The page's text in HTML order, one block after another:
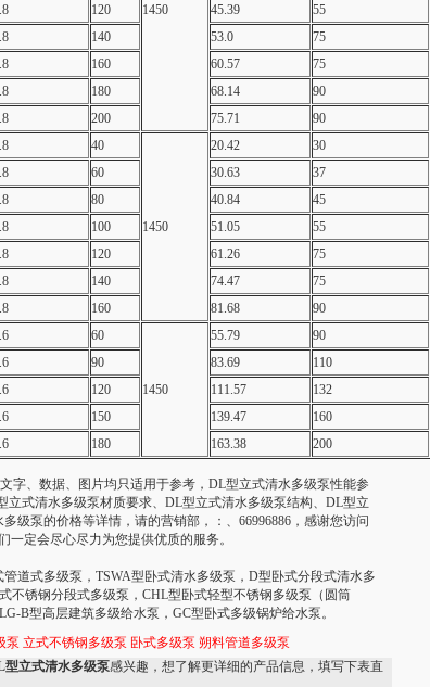
1450
120 45.39 55
140 53.0 75
160 60.57 75
180 68.14 90
200 75.71 90
40
1450
20.42 30
60 30.63 37
80 40.84 45
100 51.05 55
120 61.26 75
140 74.47 75
160 81.68 90
60
1450
55.79 90
90 83.69 110
120 111.57 132
150 139.47 160
180 163.38 200
字、数据、图片均只适用于参考，DL型立式清水多级泵性能参
式清水多级泵材质要求、DL型立式清水多级泵结构、DL型立
级泵的价格等详情，请的营销部，：、66996886，感谢您访问
一定会尽心尽力为您提供优质的服务。
道式多级泵，TSWA型卧式清水多级泵，D型卧式分段式清水多
不锈钢分段式多级泵，CHL型卧式轻型不锈钢多级泵（圆筒
B型高层建筑多级给水泵，GC型卧式多级锅炉给水泵。
泵 立式不锈钢多级泵 卧式多级泵 朔料管道多级泵
立式清水多级泵感兴趣，想了解更详细的产品信息，填写下表直